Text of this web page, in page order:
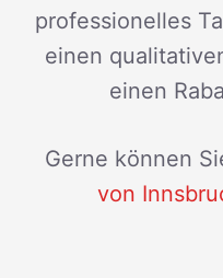
professionelles
einen
einen
Gerne können
von